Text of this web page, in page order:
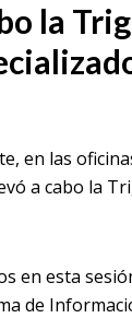
la
en las
a cabo la
en esta
de